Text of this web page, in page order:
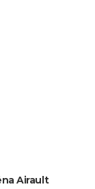
Airault